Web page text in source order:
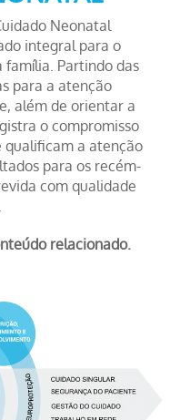
Neonatal
integral para o
família. Partindo das
para a atenção
além de orientar a
o compromisso
qualificam a atenção
para os recém-
com qualidade
relacionado.